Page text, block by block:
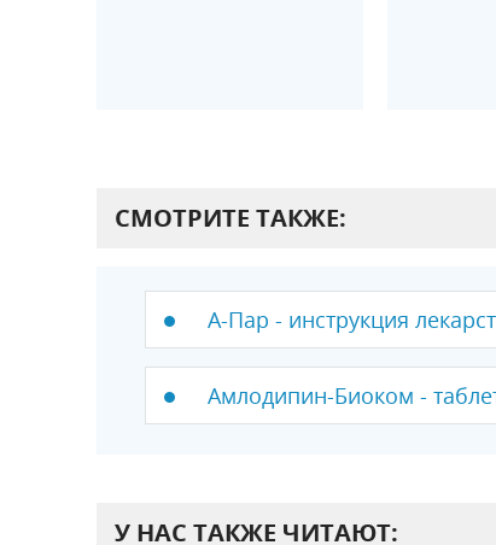
СМОТРИТЕ ТАКЖЕ:
А-Пар - инструкция
Амлодипин-Биоком -
У НАС ТАКЖЕ ЧИТАЮТ: